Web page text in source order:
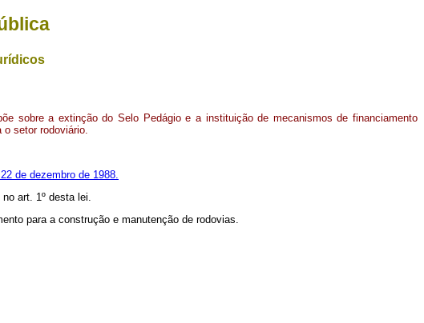
sobre a extinção do Selo Pedágio e a instituição de mecanismos de financiamento
o setor rodoviário.
de dezembro de 1988.
art. 1º desta lei.
para a construção e manutenção de rodovias.